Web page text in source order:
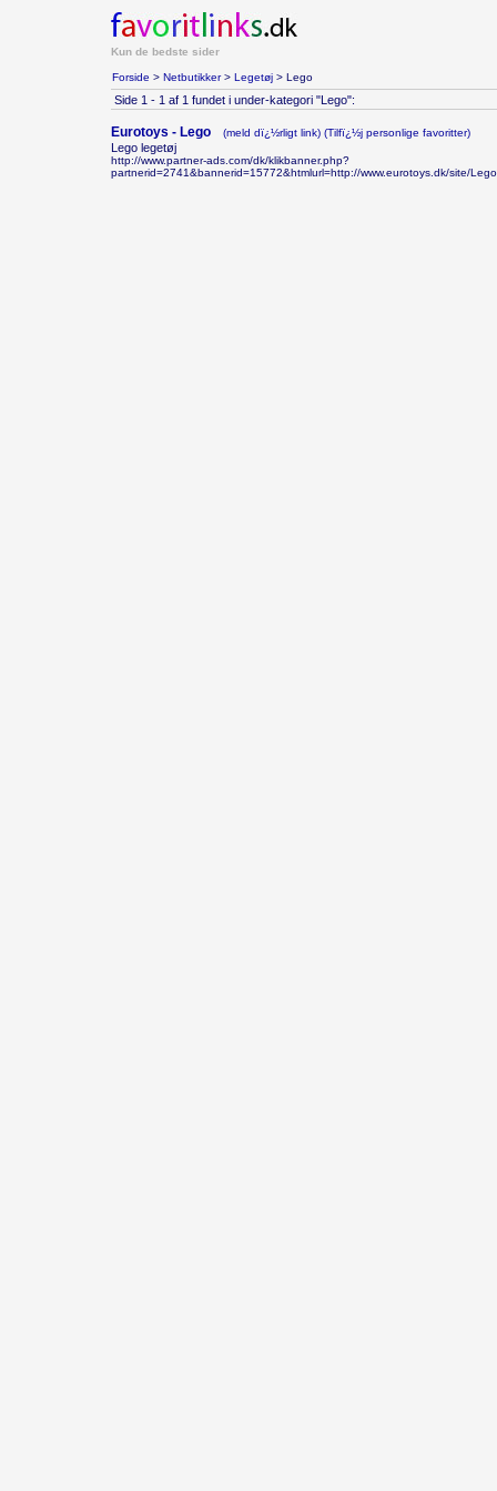
Kun de bedste sider
Forside > Netbutikker> Legetøj > Lego
Side 1 - 1 af 1 fundet i under-kategori "Lego":
Eurotoys - Lego (meld dï¿½rligt link) (Tilfï¿½j personlige favoritter)
Lego legetøj
http://www.partner-ads.com/dk/klikbanner.php?
partnerid=2741&bannerid=15772&htmlurl=http://www.eurotoys.dk/site/